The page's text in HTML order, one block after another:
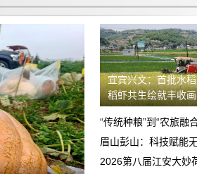
鑫茂瑞体验中心捆绑销售
于9月24号到曲靖广汽丰田联
车，销售员引导消费贷款，交
2000
新车剐蹭后送维修中心保险杠
车辆至天窗挡风玻璃碎裂上侧
求赔偿
重庆大足深蓝4s店不按合同履
食品安全希望得到重视
宜宾兴文：首批水
稻虾共生绘就丰收
“传统种粮”到“农旅融
眉山彭山：科技赋能
2026第八届江安大妙